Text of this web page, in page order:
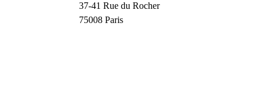
37-41 Rue du Rocher
75008 Paris